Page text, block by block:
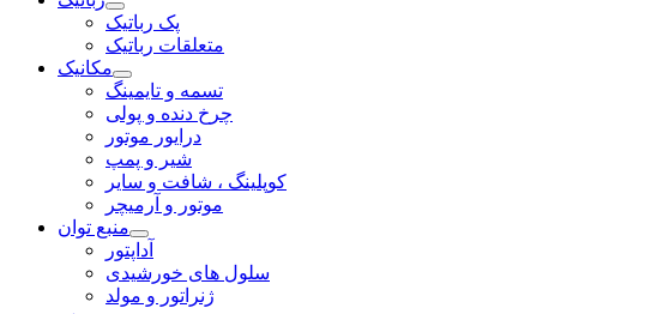
پک رباتیک
متعلقات رباتیک
مکانیک
تسمه و تایمینگ
چرخ دنده و پولی
درایور موتور
شیر و پمپ
کوپلینگ ، شافت و سایر
موتور و آرمیچر
منبع توان
آداپتور
سلول های خورشیدی
ژنراتور و مولد